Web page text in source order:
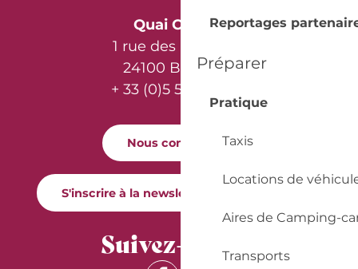
Reportages
Préparer
Pratique
Taxis
Locations de
Aires de Camping-
Transports
Quai Cyrano
1 rue des Récollets
24100 Bergerac
+ 33 (0)5 53 57 03 11
Nous contacter
S'inscrire à la newsletter Quai Cyrano
Suivez-nous !